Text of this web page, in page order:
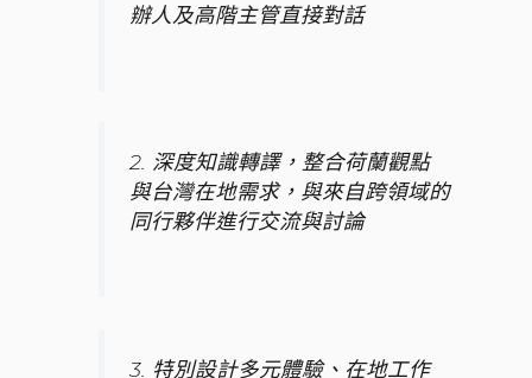
辦人及高階主管直接對話
2. 深度知識轉譯，整合荷蘭觀點
與台灣在地需求，與來自跨領域的
同行夥伴進行交流與討論
3. 特別設計多元體驗、在地工作